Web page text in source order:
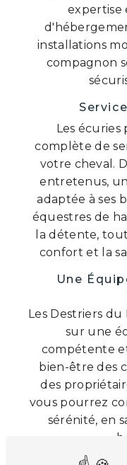
expertise
installations
compagnon
Les
complète de
votre cheval.
entretenus,
adaptée à ses
équestres de
la détente,
confort et la
Une
Les Destriers
sur une
compétente
bien-être des
des
vous pourrez
sérénité, en